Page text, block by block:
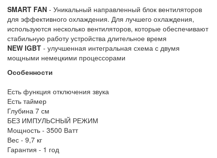
SMART FAN - Уникальный направленный блок вентиляторов
для эффективного охлаждения. Для лучшего охлаждения,
используются несколько вентиляторов, которые обеспечивают
стабильную работу устройства длительное время
NEW IGBT - улучшенная интегральная схема с двумя
мощными немецкими процессорами
Особенности
Есть функция отключения звука
Есть таймер
Глубина 7 см
БЕЗ ИМПУЛЬСНЫЙ РЕЖИМ
Мощность - 3500 Ватт
Вес - 9,7 кг
Гарантия - 1 год